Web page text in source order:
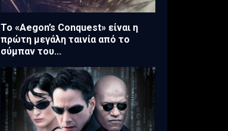
Το «Aegon’s Conquest» είναι η
πρώτη μεγάλη ταινία από το
σύμπαν του...